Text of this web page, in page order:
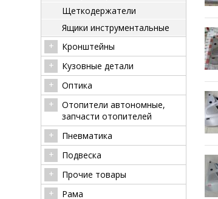
Щеткодержатели
Ящики инструментальные
Кронштейны
Кузовные детали
Оптика
Отопители автономные,
запчасти отопителей
Пневматика
Подвеска
Прочие товары
Рама